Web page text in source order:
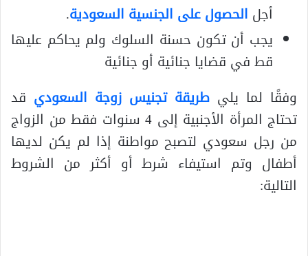
أجل الحصول على الجنسية السعودية.
يجب أن تكون حسنة السلوك ولم يحاكم عليها
قط في قضايا جنائية أو جنائية
وفقًا لما يلي طريقة تجنيس زوجة السعودي قد
تحتاج المرأة الأجنبية إلى 4 سنوات فقط من الزواج
من رجل سعودي لتصبح مواطنة إذا لم يكن لديها
أطفال وتم استيفاء شرط أو أكثر من الشروط
التالية: